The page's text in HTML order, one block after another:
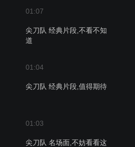
01:07
尖刀队 经典片段,不看不知
道
01:04
尖刀队 经典片段,值得期待
01:03
尖刀队 名场面,不妨看看这